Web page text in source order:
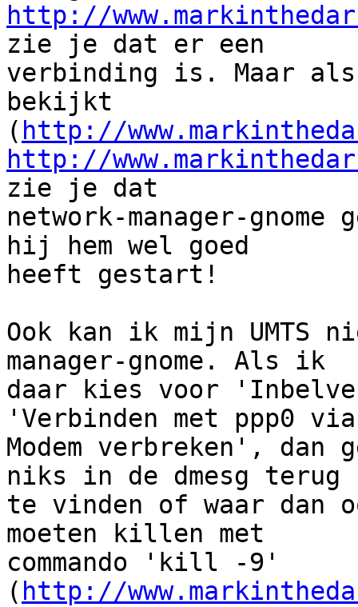
http://
zie je dat er een
verbinding is. Maar
bekijkt
( http://
http://
zie je dat
network-manager-
hij hem wel goed
heeft gestart!
Ook kan ik mijn UMTS
manager-gnome. Als ik
daar kies voor
'Verbinden met ppp0 via
Modem verbreken',
niks in de dmesg terug
te vinden of waar dan
moeten killen met
commando 'kill -9'
( http://